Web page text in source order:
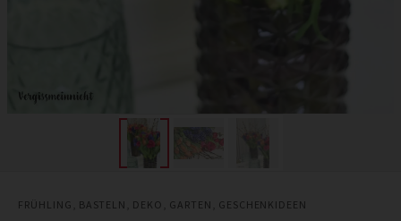
FRÜHLING BASTELN DEKO GARTEN GESCHENKIDEEN